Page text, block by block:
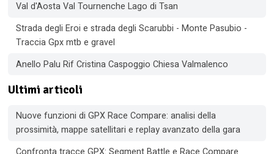
Val d'Aosta Val Tournenche Lago di Tsan
Strada degli Eroi e strada degli Scarubbi - Monte Pasubio -
Traccia Gpx mtb e gravel
Anello Palu Rif Cristina Caspoggio Chiesa Valmalenco
Ultimi articoli
Nuove funzioni di GPX Race Compare: analisi della
prossimità, mappe satellitari e replay avanzato della gara